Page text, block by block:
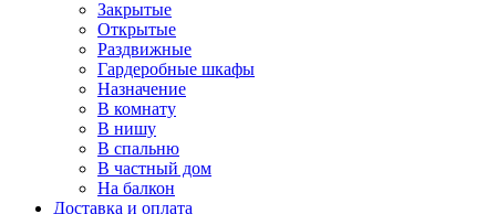
Закрытые
Открытые
Раздвижные
Гардеробные шкафы
Назначение
В комнату
В нишу
В спальню
В частный дом
На балкон
Доставка и оплата